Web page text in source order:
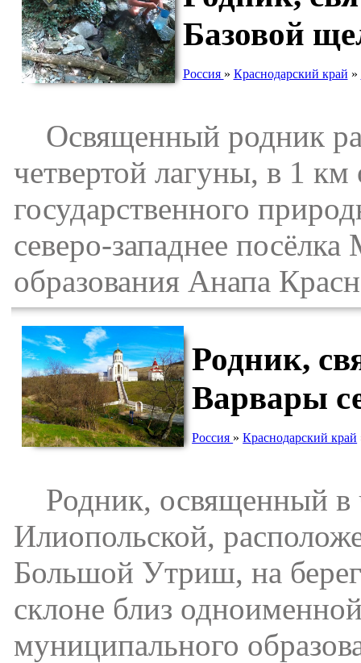
Базовой
Россия » Краснодарский край »
Освященный родник
четвертой лагуны, в 1
государственного
северо-западнее
образования Анапа
Родник,
Варвары
Россия »Краснодарский край
Родник, освященный в
Илиопольской,
Большой Утриш, на
склоне близ
муниципального